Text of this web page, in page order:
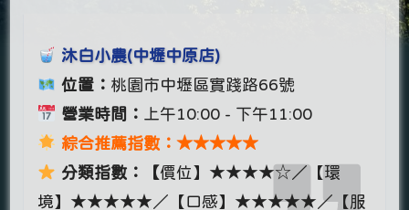
沐白小農(中壢中原店)
位置： 桃園市中壢區實踐路66號
營業時間：
上午10:00 - 下午11:00
綜合推薦指數：★★★★★
分類指數：【價位】★★★★☆／【環
境】★★★★★／【口感】★★★★★／【服